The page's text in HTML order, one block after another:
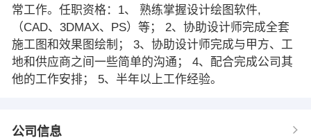
常工作。任职资格：1、 熟练掌握设计绘图软件,
（CAD、3DMAX、PS）等； 2、协助设计师完成全套
施工图和效果图绘制； 3、协助设计师完成与甲方、工
地和供应商之间一些简单的沟通； 4、配合完成公司其
他的工作安排； 5、半年以上工作经验。
公司信息